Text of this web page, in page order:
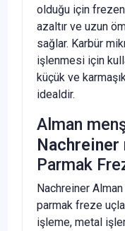
olduğu için
azaltır ve uzun
sağlar. Karbür
işlenmesi için
küçük ve
idealdir.
Alman
Nachreiner
Parmak
Nachreiner
parmak freze
işleme, metal